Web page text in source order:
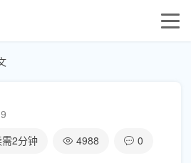
2分钟 4988 0